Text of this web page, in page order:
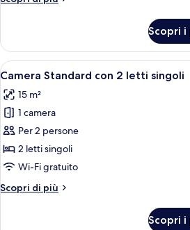
Luxury
Scopri
Apri
tutte
le
foto
per
Camera
Standard
2
Una
2
Camera Standard con 2 letti singoli
15 m²
1 camera
Per 2 persone
2 letti singoli
Wi-Fi gratuito
Scopri di più
Altri
Scopri